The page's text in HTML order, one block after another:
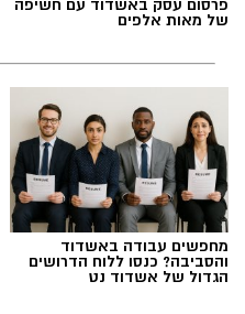
של מאות אלפים
מחפשים עבודה באשדוד
והסביבה? כנסו ללוח הדרושים
הגדול של אשדוד נט